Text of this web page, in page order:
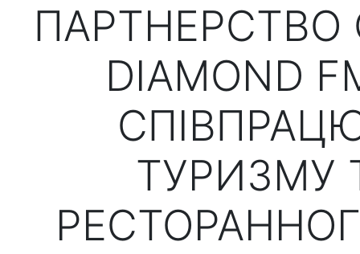
ПАРТНЕРСТВО
DIAMOND
ТУРИЗМУ